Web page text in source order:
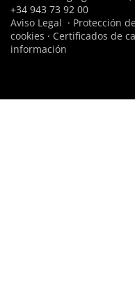
+34 943 73 92 00
Aviso Legal · Protección
cookies · Certificados de
información